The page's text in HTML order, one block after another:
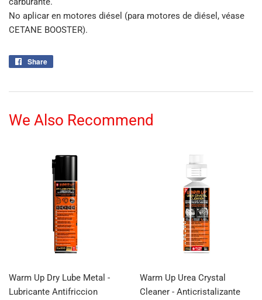
No aplicar en motores diésel (para motores de diésel, véase
CETANE BOOSTER).
Share
We Also Recommend
Warm Up Dry Lube Metal -
Lubricante Antifriccion
Warm Up Urea Crystal
Cleaner - Anticristalizante